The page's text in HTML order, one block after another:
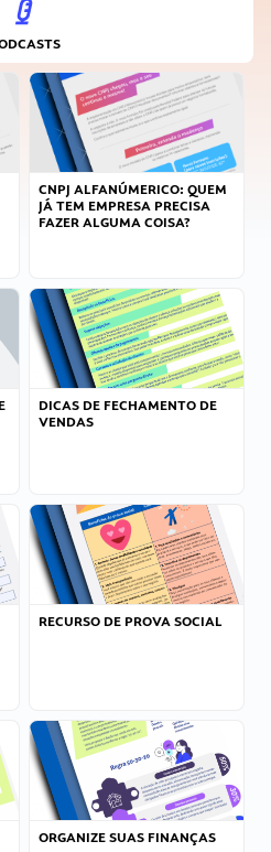
CNPJ ALFANÚMERICO: QUEM
JÁ TEM EMPRESA PRECISA
FAZER ALGUMA COISA?
DICAS DE FECHAMENTO DE
VENDAS
RECURSO DE PROVA SOCIAL
ORGANIZE SUAS FINANÇAS